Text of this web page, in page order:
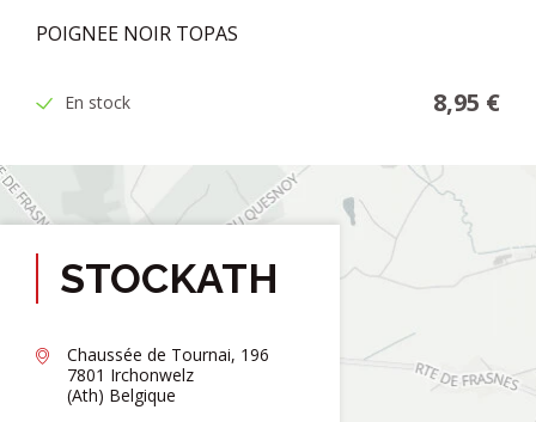
POIGNEE NOIR TOPAS
En stock 8,95 €
STOCKATH
Chaussée de Tournai, 196
7801 Irchonwelz
(Ath) Belgique